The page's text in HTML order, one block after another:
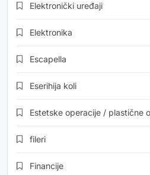
Elektronički uređaji
Elektronika
Escapella
Eserihija koli
Estetske operacije / plastične
fileri
Financije